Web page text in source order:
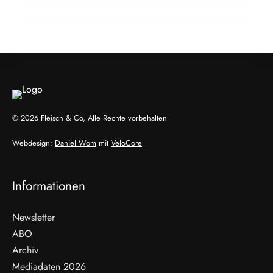
© 2026 Fleisch & Co, Alle Rechte vorbehalten
Webdesign: Daniel Wom mit VeloCore
Informationen
Newsletter
ABO
Archiv
Mediadaten 2026